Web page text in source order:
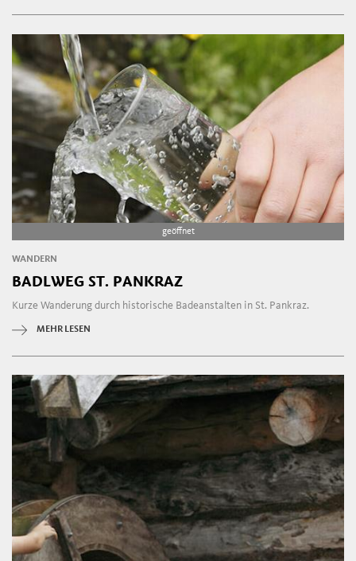
geöffnet
WANDERN
BADLWEG ST. PANKRAZ
Kurze Wanderung durch historische Badeanstalten in St. Pankraz.
MEHR LESEN